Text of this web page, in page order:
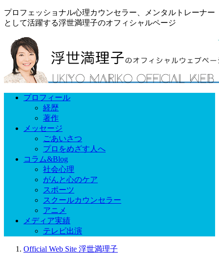
プロフェッショナル心理カウンセラー、メンタルトレーナー
として活躍する浮世満理子のオフィシャルページ
プロフィール
経歴
著作
メッセージ
ごあいさつ
プロをめざす人へ
コラム&Blog
社会心理
がんと心のケア
スポーツ
スクールカウンセラー
アニメ
メディア実績
テレビ出演
Official Web Site 浮世満理子